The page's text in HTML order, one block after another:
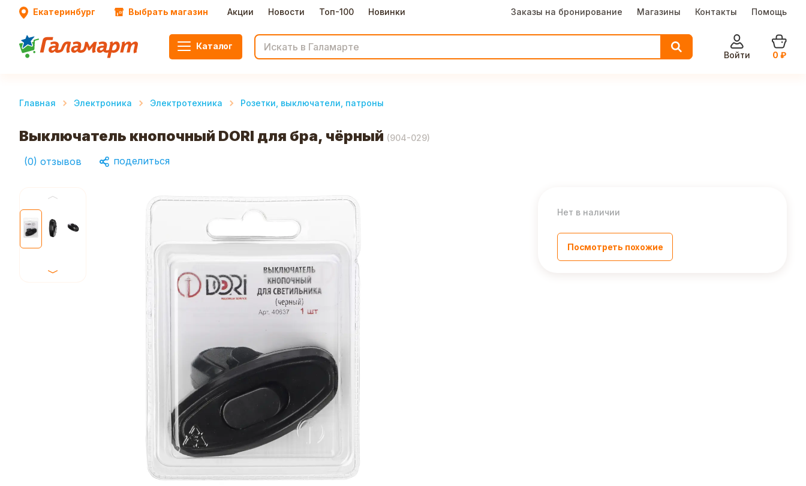
Екатеринбург Выбрать магазин Акции Новости Топ-100 Новинки Заказы на бронирование Магазины Контакты Помощь
Каталог
Войти
0 ₽
Главная Электроника Электротехника Розетки, выключатели, патроны
Выключатель кнопочный DORI для бра, чёрный (904-029)
(0) отзывов поделиться
Нет в наличии
Посмотреть похожие